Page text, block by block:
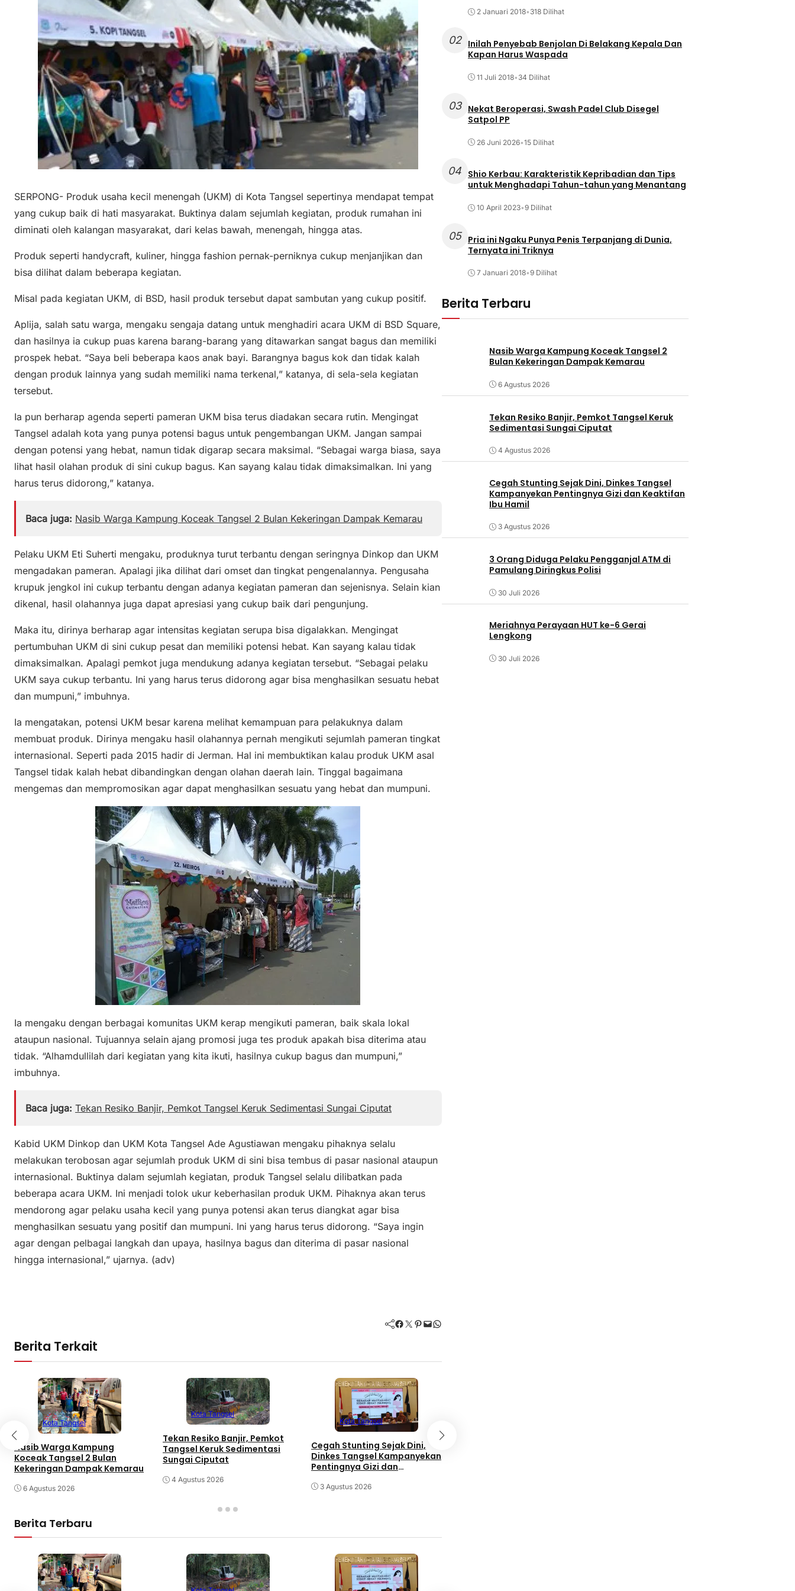
SERPONG- Produk usaha kecil menengah (UKM) di Kota Tangsel sepertinya mendapat tempat
yang cukup baik di hati masyarakat. Buktinya dalam sejumlah kegiatan, produk rumahan ini
diminati oleh kalangan masyarakat, dari kelas bawah, menengah, hingga atas.
Produk seperti handycraft, kuliner, hingga fashion pernak-perniknya cukup menjanjikan dan
bisa dilihat dalam beberapa kegiatan.
Misal pada kegiatan UKM, di BSD, hasil produk tersebut dapat sambutan yang cukup positif.
Aplija, salah satu warga, mengaku sengaja datang untuk menghadiri acara UKM di BSD Square,
dan hasilnya ia cukup puas karena barang-barang yang ditawarkan sangat bagus dan memiliki
prospek hebat. “Saya beli beberapa kaos anak bayi. Barangnya bagus kok dan tidak kalah
dengan produk lainnya yang sudah memiliki nama terkenal,” katanya, di sela-sela kegiatan
tersebut.
Ia pun berharap agenda seperti pameran UKM bisa terus diadakan secara rutin. Mengingat
Tangsel adalah kota yang punya potensi bagus untuk pengembangan UKM. Jangan sampai
dengan potensi yang hebat, namun tidak digarap secara maksimal. “Sebagai warga biasa, saya
lihat hasil olahan produk di sini cukup bagus. Kan sayang kalau tidak dimaksimalkan. Ini yang
harus terus didorong,” katanya.
Baca juga: Nasib Warga Kampung Koceak Tangsel 2 Bulan Kekeringan Dampak Kemarau
Pelaku UKM Eti Suherti mengaku, produknya turut terbantu dengan seringnya Dinkop dan UKM
mengadakan pameran. Apalagi jika dilihat dari omset dan tingkat pengenalannya. Pengusaha
krupuk jengkol ini cukup terbantu dengan adanya kegiatan pameran dan sejenisnya. Selain kian
dikenal, hasil olahannya juga dapat apresiasi yang cukup baik dari pengunjung.
Maka itu, dirinya berharap agar intensitas kegiatan serupa bisa digalakkan. Mengingat
pertumbuhan UKM di sini cukup pesat dan memiliki potensi hebat. Kan sayang kalau tidak
dimaksimalkan. Apalagi pemkot juga mendukung adanya kegiatan tersebut. “Sebagai pelaku
UKM saya cukup terbantu. Ini yang harus terus didorong agar bisa menghasilkan sesuatu hebat
dan mumpuni,” imbuhnya.
Ia mengatakan, potensi UKM besar karena melihat kemampuan para pelakuknya dalam
membuat produk. Dirinya mengaku hasil olahannya pernah mengikuti sejumlah pameran tingkat
internasional. Seperti pada 2015 hadir di Jerman. Hal ini membuktikan kalau produk UKM asal
Tangsel tidak kalah hebat dibandingkan dengan olahan daerah lain. Tinggal bagaimana
mengemas dan mempromosikan agar dapat menghasilkan sesuatu yang hebat dan mumpuni.
Ia mengaku dengan berbagai komunitas UKM kerap mengikuti pameran, baik skala lokal
ataupun nasional. Tujuannya selain ajang promosi juga tes produk apakah bisa diterima atau
tidak. “Alhamdullilah dari kegiatan yang kita ikuti, hasilnya cukup bagus dan mumpuni,”
imbuhnya.
Baca juga: Tekan Resiko Banjir, Pemkot Tangsel Keruk Sedimentasi Sungai Ciputat
Kabid UKM Dinkop dan UKM Kota Tangsel Ade Agustiawan mengaku pihaknya selalu
melakukan terobosan agar sejumlah produk UKM di sini bisa tembus di pasar nasional ataupun
internasional. Buktinya dalam sejumlah kegiatan, produk Tangsel selalu dilibatkan pada
beberapa acara UKM. Ini menjadi tolok ukur keberhasilan produk UKM. Pihaknya akan terus
mendorong agar pelaku usaha kecil yang punya potensi akan terus diangkat agar bisa
menghasilkan sesuatu yang positif dan mumpuni. Ini yang harus terus didorong. “Saya ingin
agar dengan pelbagai langkah dan upaya, hasilnya bagus dan diterima di pasar nasional
hingga internasional,” ujarnya. (adv)
Facebook Twitter Pinterest Mail WhatsApp
Berita Terkait
Kota Tangsel
Nasib Warga Kampung
Koceak Tangsel 2 Bulan
Kekeringan Dampak Kemarau
6 Agustus 2026
Kota Tangsel
Tekan Resiko Banjir, Pemkot
Tangsel Keruk Sedimentasi
Sungai Ciputat
4 Agustus 2026
Kota Tangsel
Cegah Stunting Sejak Dini,
Dinkes Tangsel Kampanyekan
Pentingnya Gizi dan
3 Agustus 2026
Berita Terbaru
2 Januari 2018• 318 Dilihat
02
Inilah Penyebab Benjolan Di Belakang Kepala Dan
Kapan Harus Waspada
11 Juli 2018• 34 Dilihat
03
Nekat Beroperasi, Swash Padel Club Disegel
Satpol PP
26 Juni 2026•15 Dilihat
04 Shio Kerbau: Karakteristik Kepribadian dan Tips
untuk Menghadapi Tahun-tahun yang Menantang
10 April 2023•9 Dilihat
05
Pria ini Ngaku Punya Penis Terpanjang di Dunia,
Ternyata ini Triknya
7 Januari 2018•9 Dilihat
Berita Terbaru
Nasib Warga Kampung Koceak Tangsel 2
Bulan Kekeringan Dampak Kemarau
6 Agustus 2026
Tekan Resiko Banjir, Pemkot Tangsel Keruk
Sedimentasi Sungai Ciputat
4 Agustus 2026
Cegah Stunting Sejak Dini, Dinkes Tangsel
Kampanyekan Pentingnya Gizi dan Keaktifan
Ibu Hamil
3 Agustus 2026
3 Orang Diduga Pelaku Pengganjal ATM di
Pamulang Diringkus Polisi
30 Juli 2026
Meriahnya Perayaan HUT ke-6 Gerai
Lengkong
30 Juli 2026